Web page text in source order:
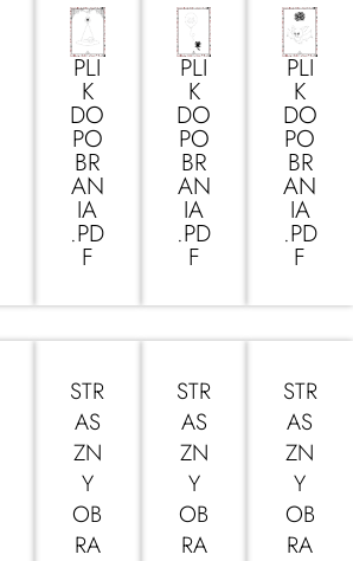
PLI
K
DO
PO
BR
AN
IA
.PD
F
PLI
K
DO
PO
BR
AN
IA
.PD
F
PLI
K
DO
PO
BR
AN
IA
.PD
F
STR
AS
ZN
Y
OB
RA
STR
AS
ZN
Y
OB
RA
STR
AS
ZN
Y
OB
RA